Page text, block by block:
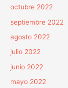
octubre 2022
septiembre 2022
agosto 2022
julio 2022
junio 2022
mayo 2022